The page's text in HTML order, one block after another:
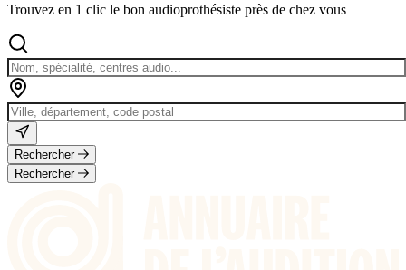
Trouvez en 1 clic le bon audioprothésiste près de chez vous
Rechercher
Rechercher